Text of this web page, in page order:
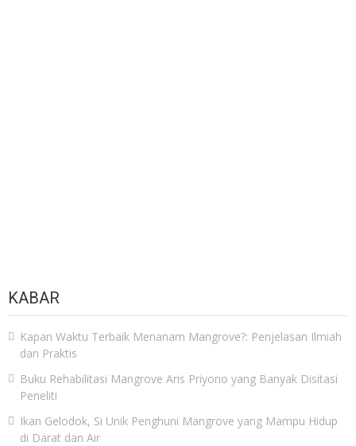
KABAR
Kapan Waktu Terbaik Menanam Mangrove?: Penjelasan Ilmiah
dan Praktis
Buku Rehabilitasi Mangrove Aris Priyono yang Banyak Disitasi
Peneliti
Ikan Gelodok, Si Unik Penghuni Mangrove yang Mampu Hidup
di Darat dan Air